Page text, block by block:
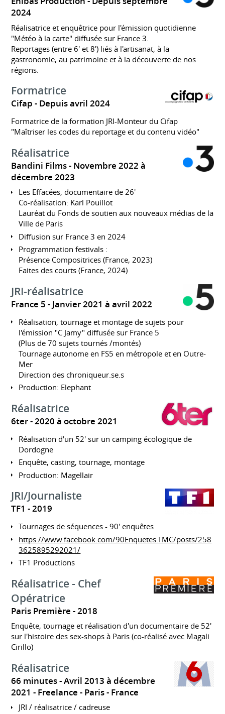
2024
Réalisatrice et enquêtrice pour l'émission quotidienne
"Météo à la carte" diffusée sur France 3.
Reportages (entre 6' et 8') liés à l'artisanat, à la
gastronomie, au patrimoine et à la découverte de nos
régions.
Formatrice
Cifap Depuis avril 2024
Formatrice de la formation JRI-Monteur du Cifap
"Maîtriser les codes du reportage et du contenu vidéo"
Réalisatrice
Bandini Films
Novembre 2022 à
décembre 2023
Les Effacées, documentaire de 26'
Co-réalisation: Karl Pouillot
Lauréat du Fonds de soutien aux nouveaux médias de la
Ville de Paris
Diffusion sur France 3 en 2024
Programmation festivals :
Présence Compositrices (France, 2023)
Faites des courts (France, 2024)
JRI-réalisatrice
France 5 Janvier 2021 à avril 2022
Réalisation, tournage et montage de sujets pour
l'émission "C Jamy" diffusée sur France 5
(Plus de 70 sujets tournés /montés)
Tournage autonome en FS5 en métropole et en Outre-
Mer
Direction des chroniqueur.se.s
Production: Elephant
Réalisatrice
6ter 2020 à octobre 2021
Réalisation d'un 52' sur un camping écologique de
Dordogne
Enquête, casting, tournage, montage
Production: Magellair
JRI/Journaliste
TF1 2019
Tournages de séquences - 90' enquêtes
https://www.facebook.com/90Enquetes.TMC/posts/258
3625895292021/
TF1 Productions
Réalisatrice - Chef
Opératrice
Paris Première 2018
Enquête, tournage et réalisation d'un documentaire de 52'
sur l'histoire des sex-shops à Paris (co-réalisé avec Magali
Cirillo)
Réalisatrice
66 minutes
Avril 2013 à décembre
2021 Freelance Paris France
JRI / réalisatrice / cadreuse